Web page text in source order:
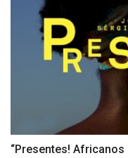
“Presentes!